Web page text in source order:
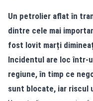
Un petrolier aflat în
dintre cele mai
fost lovit marți
Incidentul are loc într-
regiune, în timp ce
sunt blocate, iar riscul